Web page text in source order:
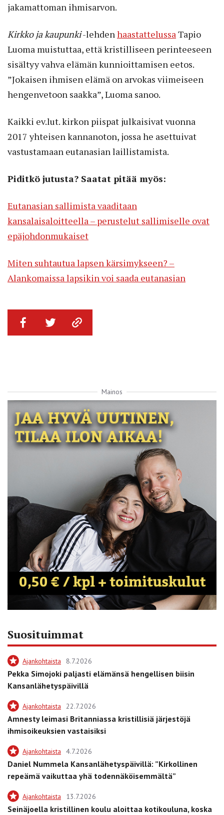
jakamattoman ihmisarvon.
Kirkko ja kaupunki-lehden haastattelussa Tapio
Luoma muistuttaa, että kristilliseen perinteeseen
sisältyy vahva elämän kunnioittamisen eetos.
”Jokaisen ihmisen elämä on arvokas viimeiseen
hengenvetoon saakka”, Luoma sanoo.
Kaikki ev.lut. kirkon piispat julkaisivat vuonna
2017 yhteisen kannanoton, jossa he asettuivat
vastustamaan eutanasian laillistamista.
Piditkö jutusta? Saatat pitää myös:
Eutanasian sallimista vaaditaan
kansalaisaloitteella – perustelut sallimiselle ovat
epäjohdonmukaiset
Miten suhtautua lapsen kärsimykseen? –
Alankomaissa lapsikin voi saada eutanasian
Mainos
Suosituimmat
Ajankohtaista 8.7.2026
Pekka Simojoki paljasti elämänsä hengellisen biisin
Kansanlähetyspäivillä
Ajankohtaista 22.7.2026
Amnesty leimasi Britanniassa kristillisiä järjestöjä
ihmisoikeuksien vastaisiksi
Ajankohtaista 4.7.2026
Daniel Nummela Kansanlähetyspäivillä: ”Kirkollinen
repeämä vaikuttaa yhä todennäköisemmältä”
Ajankohtaista 13.7.2026
Seinäjoella kristillinen koulu aloittaa kotikouluna, koska